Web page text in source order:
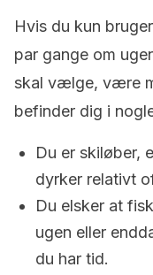
Hvis du kun
par gange om
skal vælge, være
befinder dig i
Du er skiløber,
dyrker relativt
Du elsker at
ugen eller
du har tid.